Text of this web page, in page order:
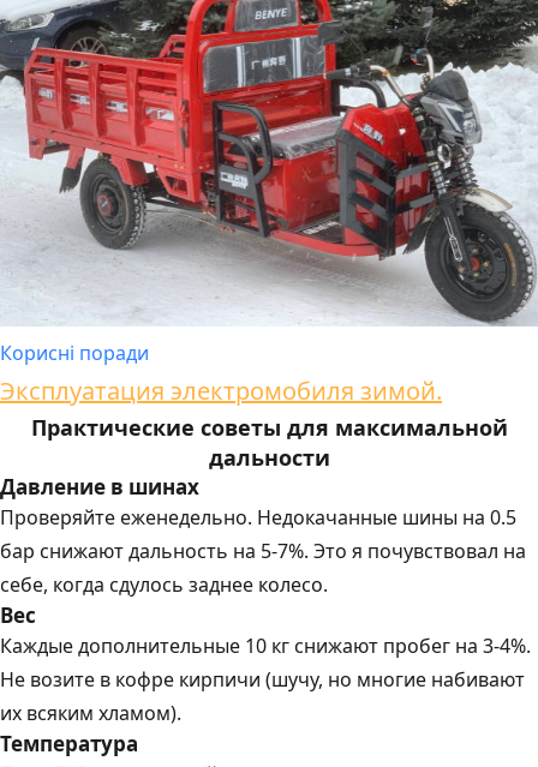
Корисні поради
Эксплуатация электромобиля зимой.
Практические советы для максимальной
дальности
Давление в шинах
Проверяйте еженедельно. Недокачанные шины на 0.5
бар снижают дальность на 5-7%. Это я почувствовал на
себе, когда сдулось заднее колесо.
Вес
Каждые дополнительные 10 кг снижают пробег на 3-4%.
Не возите в кофре кирпичи (шучу, но многие набивают
их всяким хламом).
Температура